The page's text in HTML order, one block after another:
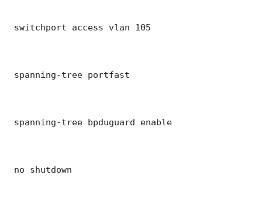
switchport access vlan 105
spanning-tree portfast
spanning-tree bpduguard enable
no shutdown